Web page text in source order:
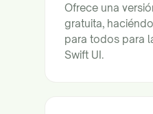
Ofrece una
gratuita,
para todos para
Swift UI.